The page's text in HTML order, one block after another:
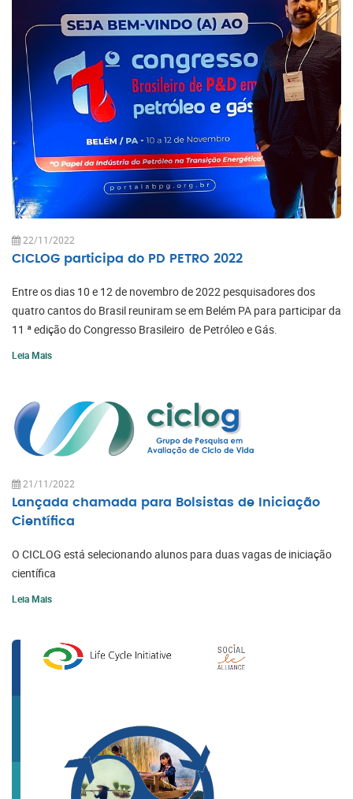
22/11/2022
CICLOG participa do PD PETRO 2022
Entre os dias 10 e 12 de novembro de 2022 pesquisadores dos
quatro cantos do Brasil reuniram se em Belém PA para participar da
11 ª edição do Congresso Brasileiro de Petróleo e Gás.
Leia Mais
21/11/2022
Lançada chamada para Bolsistas de Iniciação
Científica
O CICLOG está selecionando alunos para duas vagas de iniciação
científica
Leia Mais